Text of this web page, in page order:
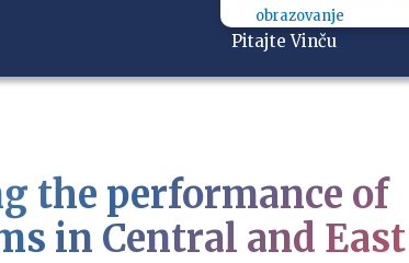
obrazovanje
Pitajte Vinču
the performance of
in Central and East